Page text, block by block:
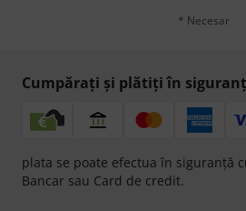
* Necesar
Cumpărați și plătiți în
plata se poate efectua în siguranță
Bancar sau Card de credit.